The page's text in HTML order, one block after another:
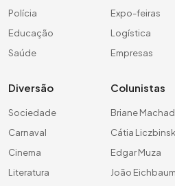
Polícia
Educação
Saúde
Expo-feiras
Logística
Empresas
Diversão
Sociedade
Carnaval
Cinema
Literatura
Colunistas
Briane
Cátia
Edgar Muza
João Eichbaum